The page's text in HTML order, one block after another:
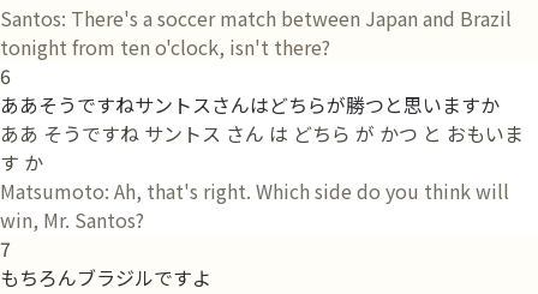
Santos: There's a soccer match between Japan and Brazil
tonight from ten o'clock, isn't there?
6
ああそうですねサントスさんはどちらが勝つと思いますか
ああ そうですね サントス さん は どちら が かつ と おもいま
す か
Matsumoto: Ah, that's right. Which side do you think will
win, Mr. Santos?
7
もちろんブラジルですよ